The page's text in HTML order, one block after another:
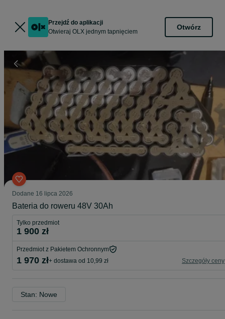
Przejdź do aplikacji
Otwieraj OLX jednym tapnięciem
Otwórz
Dodane 16 lipca 2026
Bateria do roweru 48V 30Ah
Tylko przedmiot
1 900 zł
Przedmiot z Pakietem Ochronnym
1 970 zł+ dostawa od 10,99 zł Szczegóły ceny
Stan: Nowe